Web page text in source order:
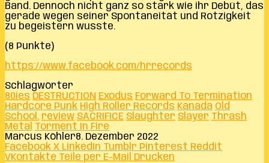
Band. Dennoch nicht ganz so stark wie ihr Debüt, das
gerade wegen seiner Spontaneität und Rotzigkeit
zu begeistern wusste.
(8 Punkte)
https://www.facebook.com/hrrecords
Schlagwörter
80ies DESTRUCTION Exodus Forward To Termination
Hardcore Punk High Roller Records Kanada Old
School. review SACRIFICE Slaughter Slayer Thrash
Metal Torment In Fire
Marcus Köhler8. Dezember 2022
Facebook X LinkedIn Tumblr Pinterest Reddit
VKontakte Teile per E-Mail Drucken